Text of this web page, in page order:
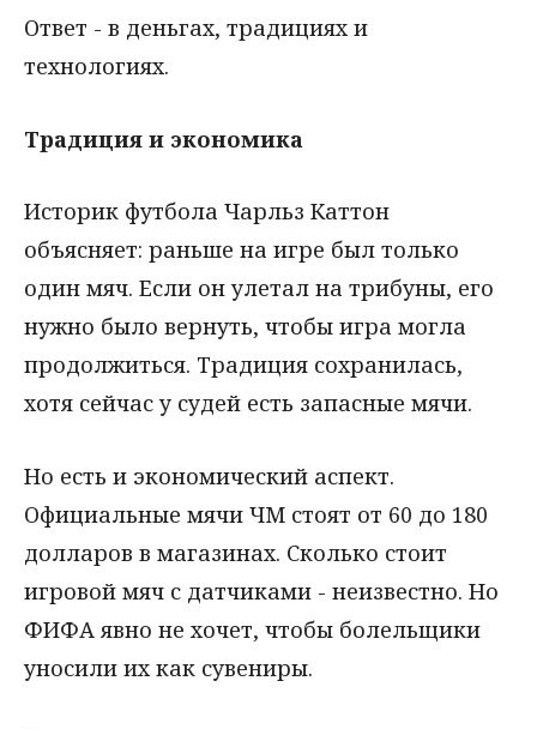
Ответ - в деньгах, традициях и
технологиях.
Традиция и экономика
Историк футбола Чарльз Каттон
объясняет: раньше на игре был только
один мяч. Если он улетал на трибуны, его
нужно было вернуть, чтобы игра могла
продолжиться. Традиция сохранилась,
хотя сейчас у судей есть запасные мячи.
Но есть и экономический аспект.
Официальные мячи ЧМ стоят от 60 до 180
долларов в магазинах. Сколько стоит
игровой мяч с датчиками - неизвестно. Но
ФИФА явно не хочет, чтобы болельщики
уносили их как сувениры.